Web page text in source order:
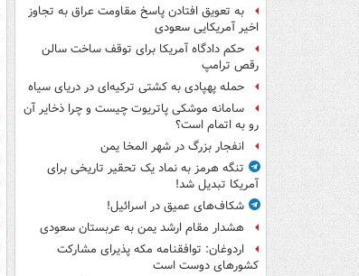
به تعویق افتادن پاسخ مقاومت عراق به تجاوز
اخیر آمریکایی سعودی
حکم دادگاه آمریکا برای توقف ساخت سالن
رقص ترامپ
حمله پهپادی به کشتی ترکیه‌ای در دریای سیاه
سامانه موشکی پاتریوت چیست و چرا ذخایر آن
رو به اتمام است؟
انفجار بزرگ در شهر المخا یمن
تنگه هرمز به نماد یک تحقیر تاریخی برای
آمریکا تبدیل شد!
شکاف‌های عمیق در اسرائیل!
هشدار مقام ارشد یمن به عربستان سعودی
اردوغان: توافقنامه مکه پذیرای مشارکت
کشورهای دوست است